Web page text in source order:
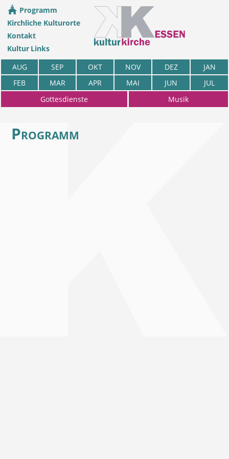
Programm
Kirchliche Kulturorte
Kontakt
Kultur Links
AUG
SEP OKT NOV DEZ
JAN
FEB
MAR APR MAI JUN
JUL
Gottesdienste
Musik
Programm